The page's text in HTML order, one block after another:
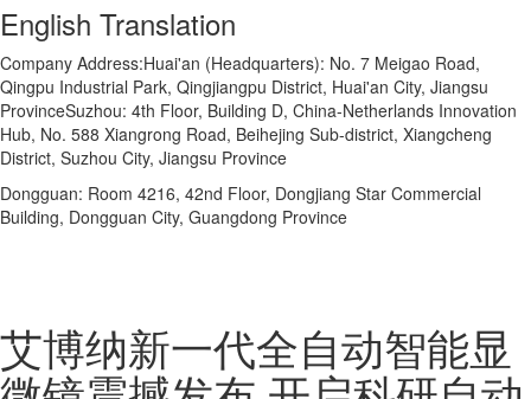
English Translation
Company Address:Huai'an (Headquarters): No. 7 Meigao Road,
Qingpu Industrial Park, Qingjiangpu District, Huai'an City, Jiangsu
ProvinceSuzhou: 4th Floor, Building D, China-Netherlands Innovation
Hub, No. 588 Xiangrong Road, Beihejing Sub-district, Xiangcheng
District, Suzhou City, Jiangsu Province
Dongguan: Room 4216, 42nd Floor, Dongjiang Star Commercial
Building, Dongguan City, Guangdong Province
艾博纳新一代全自动智能显